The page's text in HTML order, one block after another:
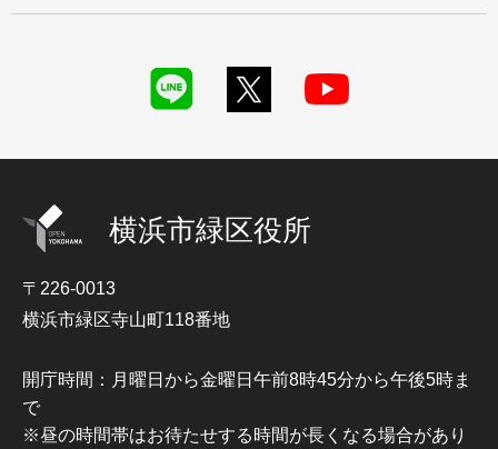
横浜市緑区役所
〒226-0013
横浜市緑区寺山町118番地
開庁時間：月曜日から金曜日午前8時45分から午後5時ま
で
※昼の時間帯はお待たせする時間が長くなる場合があり